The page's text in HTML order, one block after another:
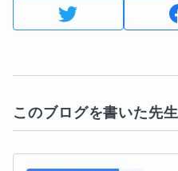
このブログを書いた先生